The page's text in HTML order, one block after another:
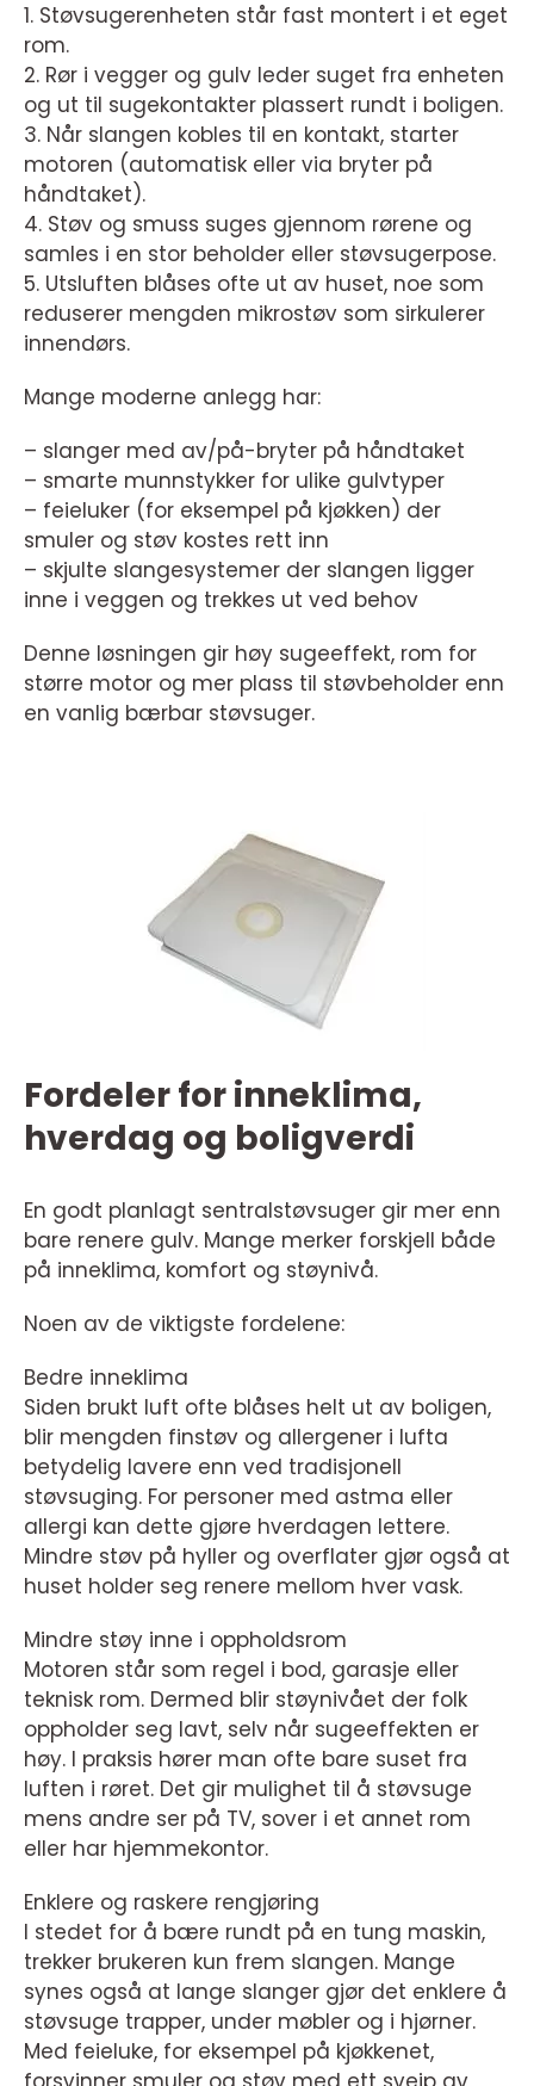
1. Støvsugerenheten står fast montert i et eget
rom.
2. Rør i vegger og gulv leder suget fra enheten
og ut til sugekontakter plassert rundt i boligen.
3. Når slangen kobles til en kontakt, starter
motoren (automatisk eller via bryter på
håndtaket).
4. Støv og smuss suges gjennom rørene og
samles i en stor beholder eller støvsugerpose.
5. Utsluften blåses ofte ut av huset, noe som
reduserer mengden mikrostøv som sirkulerer
innendørs.
Mange moderne anlegg har:
– slanger med av/på-bryter på håndtaket
– smarte munnstykker for ulike gulvtyper
– feieluker (for eksempel på kjøkken) der
smuler og støv kostes rett inn
– skjulte slangesystemer der slangen ligger
inne i veggen og trekkes ut ved behov
Denne løsningen gir høy sugeeffekt, rom for
større motor og mer plass til støvbeholder enn
en vanlig bærbar støvsuger.
Fordeler for inneklima,
hverdag og boligverdi
En godt planlagt sentralstøvsuger gir mer enn
bare renere gulv. Mange merker forskjell både
på inneklima, komfort og støynivå.
Noen av de viktigste fordelene:
Bedre inneklima
Siden brukt luft ofte blåses helt ut av boligen,
blir mengden finstøv og allergener i lufta
betydelig lavere enn ved tradisjonell
støvsuging. For personer med astma eller
allergi kan dette gjøre hverdagen lettere.
Mindre støv på hyller og overflater gjør også at
huset holder seg renere mellom hver vask.
Mindre støy inne i oppholdsrom
Motoren står som regel i bod, garasje eller
teknisk rom. Dermed blir støynivået der folk
oppholder seg lavt, selv når sugeeffekten er
høy. I praksis hører man ofte bare suset fra
luften i røret. Det gir mulighet til å støvsuge
mens andre ser på TV, sover i et annet rom
eller har hjemmekontor.
Enklere og raskere rengjøring
I stedet for å bære rundt på en tung maskin,
trekker brukeren kun frem slangen. Mange
synes også at lange slanger gjør det enklere å
støvsuge trapper, under møbler og i hjørner.
Med feieluke, for eksempel på kjøkkenet,